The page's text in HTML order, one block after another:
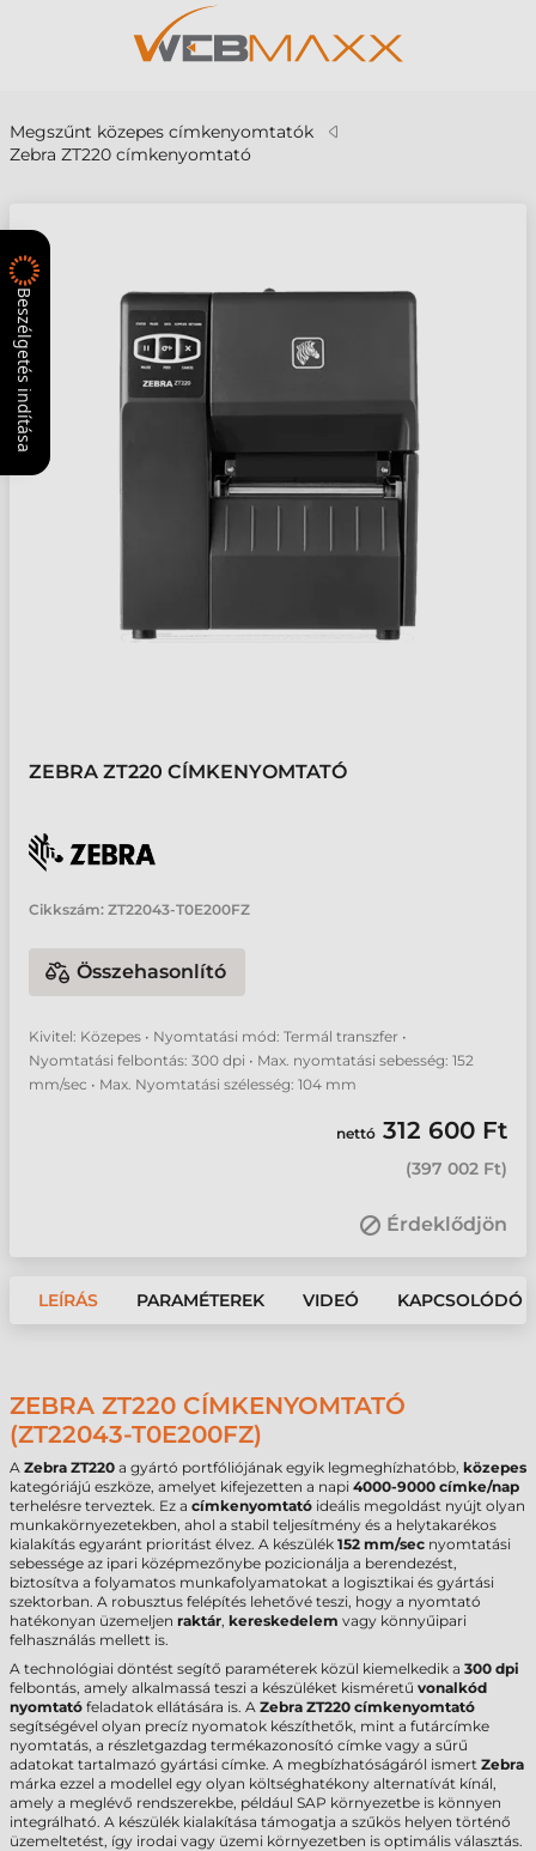
Megszűnt közepes címkenyomtatók
Zebra ZT220 címkenyomtató
ZEBRA ZT220 CÍMKENYOMTATÓ
Cikkszám: ZT22043-T0E200FZ
Összehasonlító
Kivitel: Közepes • Nyomtatási mód: Termál transzfer •
Nyomtatási felbontás: 300 dpi • Max. nyomtatási sebesség: 152
mm/sec • Max. Nyomtatási szélesség: 104 mm
nettó 312 600 Ft
(397 002 Ft)
Érdeklődjön
LEÍRÁS PARAMÉTEREK VIDEÓ KAPCSOLÓDÓ
ZEBRA ZT220 CÍMKENYOMTATÓ
(ZT22043-T0E200FZ)
A Zebra ZT220 a gyártó portfóliójának egyik legmeghízhatóbb, közepes
kategóriájú eszköze, amelyet kifejezetten a napi 4000-9000 címke/nap
terhelésre terveztek. Ez a címkenyomtató ideális megoldást nyújt olyan
munkakörnyezetekben, ahol a stabil teljesítmény és a helytakarékos
kialakítás egyaránt prioritást élvez. A készülék 152 mm/sec nyomtatási
sebessége az ipari középmezőnybe pozicionálja a berendezést,
biztosítva a folyamatos munkafolyamatokat a logisztikai és gyártási
szektorban. A robusztus felépítés lehetővé teszi, hogy a nyomtató
hatékonyan üzemeljen raktár, kereskedelem vagy könnyűipari
felhasználás mellett is.
A technológiai döntést segítő paraméterek közül kiemelkedik a 300 dpi
felbontás, amely alkalmassá teszi a készüléket kisméretű vonalkód
nyomtató feladatok ellátására is. A Zebra ZT220 címkenyomtató
segítségével olyan precíz nyomatok készíthetők, mint a futárcímke
nyomtatás, a részletgazdag termékazonosító címke vagy a sűrű
adatokat tartalmazó gyártási címke. A megbízhatóságáról ismert Zebra
márka ezzel a modellel egy olyan költséghatékony alternatívát kínál,
amely a meglévő rendszerekbe, például SAP környezetbe is könnyen
integrálható. A készülék kialakítása támogatja a szűkös helyen történő
üzemeltetést, így irodai vagy üzemi környezetben is optimális választás.
Beszélgetés indítása